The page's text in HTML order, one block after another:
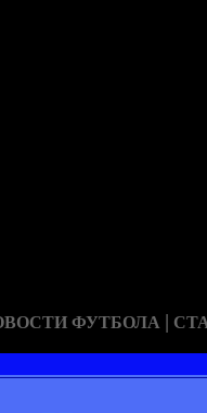
ФУТБОЛА |